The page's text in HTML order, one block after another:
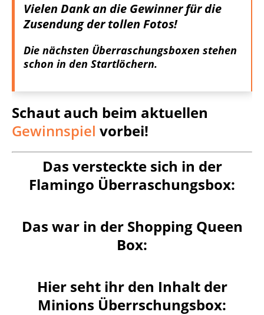
Vielen Dank an die Gewinner für die
Zusendung der tollen Fotos!
Die nächsten Überraschungsboxen stehen
schon in den Startlöchern.
Schaut auch beim aktuellen
Gewinnspiel vorbei!
Das versteckte sich in der
Flamingo Überraschungsbox:
Das war in der Shopping Queen
Box:
Hier seht ihr den Inhalt der
Minions Überrschungsbox: